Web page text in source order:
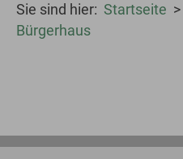
Startseite
Bürgerhaus